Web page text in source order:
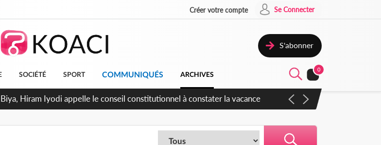
Créer votre compte Se Connecter
S'abonner
SOCIÉTÉ SPORT COMMUNIQUÉS ARCHIVES
0
RDA, Lessiehi bannit les mouvements sauvages